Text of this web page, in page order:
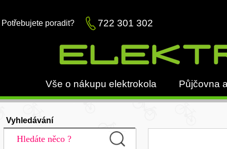
Potřebujete poradit? 722 301 302
Vše o nákupu elektrokola Půjčovna
Vyhledávání